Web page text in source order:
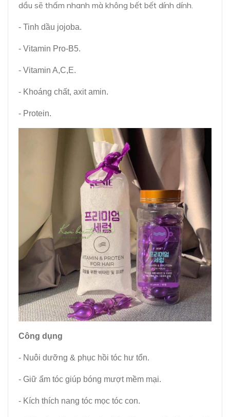
dầu sẽ thấm nhanh mà không bết bết dính dính.
- Tinh dầu jojoba.
- Vitamin Pro-B5.
- Vitamin A,C,E.
- Khoáng chất, axit amin.
- Protein.
Công dụng
- Nuôi dưỡng & phục hồi tóc hư tổn.
- Giữ ẩm tóc giúp bóng mượt mềm mại.
- Kích thích nang tóc mọc tóc con.